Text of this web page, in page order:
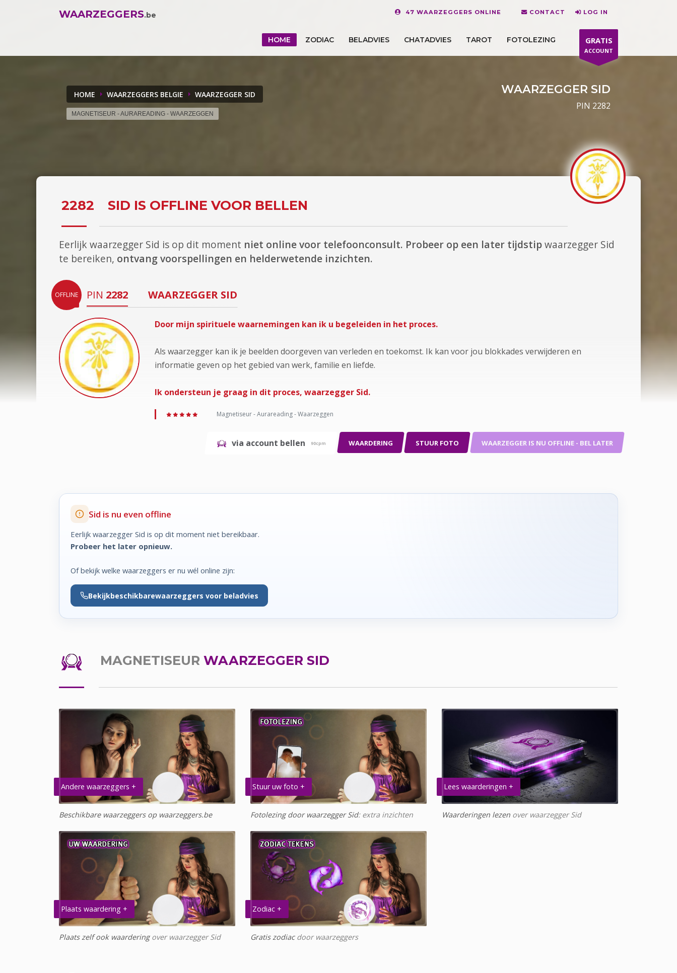
WAARZEGGERS.be 47 WAARZEGGERS ONLINE CONTACT LOG IN
HOME ZODIAC BELADVIES CHATADVIES TAROT FOTOLEZING GRATIS
ACCOUNT
HOME WAARZEGGERS BELGIE WAARZEGGER SID
MAGNETISEUR - AURAREADING - WAARZEGGEN
WAARZEGGER SID
PIN 2282
2282 SID IS OFFLINE VOOR BELLEN
Eerlijk waarzegger Sid is op dit moment niet online voor telefoonconsult. Probeer op een later tijdstipwaarzegger Sid
te bereiken, ontvang voorspellingen en helderwetende inzichten.
OFFLINE PIN 2282 WAARZEGGER SID
Door mijn spirituele waarnemingen kan ik u begeleiden in het proces.
Als waarzegger kan ik je beelden doorgeven van verleden en toekomst. Ik kan voor jou blokkades verwijderen en
informatie geven op het gebied van werk, familie en liefde.
Ik ondersteun je graag in dit proces, waarzegger Sid.
Magnetiseur - Aurareading - Waarzeggen
via account bellen 90cpm WAARDERING STUUR FOTO WAARZEGGER IS NU OFFLINE - BEL LATER
Sid is nu even offline
Eerlijk waarzegger Sid is op dit moment niet bereikbaar.
Probeer het later opnieuw.
Of bekijk welke waarzeggers er nu wél online zijn:
Bekijkbeschikbarewaarzeggers voor beladvies
MAGNETISEUR WAARZEGGER SID
Andere waarzeggers +
Beschikbare waarzeggers op waarzeggers.be
Stuur uw foto +
Fotolezing door waarzegger Sid: extra inzichten
Lees waarderingen +
Waarderingen lezen over waarzegger Sid
Plaats waardering +
Plaats zelf ook waarderingover waarzegger Sid
Zodiac +
Gratis zodiacdoor waarzeggers